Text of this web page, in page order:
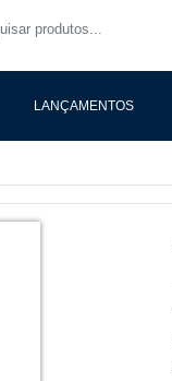
LANÇAMENTOS